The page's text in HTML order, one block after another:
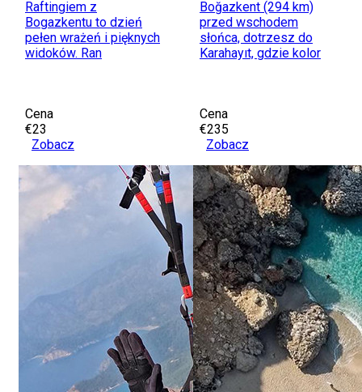
Raftingiem z
Bogazkentu to dzień
pełen wrażeń i pięknych
widoków. Ran
Cena
€23
Zobacz
Boğazkent (294 km)
przed wschodem
słońca, dotrzesz do
Karahayıt, gdzie kolor
Cena
€235
Zobacz